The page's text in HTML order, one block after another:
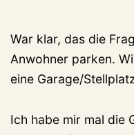
War klar, das die
Anwohner parken.
eine Garage/
Ich habe mir mal die